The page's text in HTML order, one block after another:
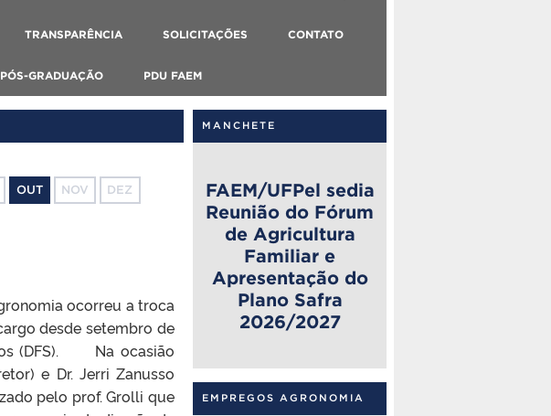
TRANSPARÊNCIA SOLICITAÇÕES CONTATO
GRADUAÇÃO PDU FAEM
OUT NOV DEZ
ocorreu a troca
desde setembro de
(DFS). Na ocasião
e Dr. Jerri Zanusso
pelo prof. Grolli que
MANCHETE
FAEM/UFPel sedia
Reunião do Fórum
de Agricultura
Familiar e
Apresentação do
Plano Safra
2026/2027
EMPREGOS AGRONOMIA